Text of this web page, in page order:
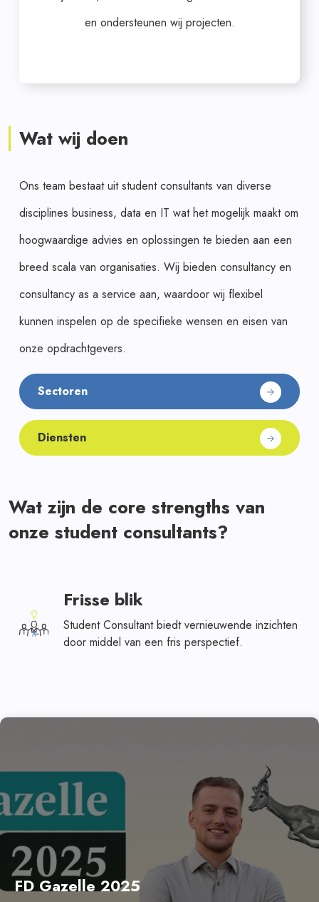
en ondersteunen wij projecten.
Wat wij doen
Ons team bestaat uit student consultants van diverse
disciplines business, data en IT wat het mogelijk maakt om
hoogwaardige advies en oplossingen te bieden aan een
breed scala van organisaties. Wij bieden consultancy en
consultancy as a service aan, waardoor wij flexibel
kunnen inspelen op de specifieke wensen en eisen van
onze opdrachtgevers.
Sectoren
Diensten
Wat zijn de core strengths van
onze student consultants?
Frisse blik
Student Consultant biedt vernieuwende inzichten
door middel van een fris perspectief.
FD Gazelle 2025